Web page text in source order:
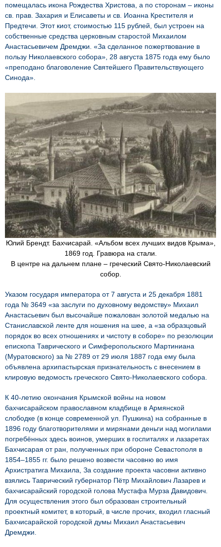
помещалась икона Рождества Христова, а по сторонам – иконы
св. прав. Захария и Елисаветы и св. Иоанна Крестителя и
Предтечи. Этот киот, стоимостью 115 рублей, был устроен на
собственные средства церковным старостой Михаилом
Анастасьевичем Дремджи. «За сделанное пожертвование в
пользу Николаевского собора», 28 августа 1875 года ему было
«преподано благоволение Святейшего Правительствующего
Синода».
Юлий Брендт. Бахчисарай. «Альбом всех лучших видов Крыма»,
1869 год. Гравюра на стали.
В центре на дальнем плане – греческий Свято-Николаевский
собор.
Указом государя императора от 7 августа и 25 декабря 1881
года № 3649 «за заслуги по духовному ведомству» Михаил
Анастасьевич был высочайше пожалован золотой медалью на
Станиславской ленте для ношения на шее, а «за образцовый
порядок во всех отношениях и чистоту в соборе» по резолюции
епископа Таврического и Симферопольского Мартиниана
(Муратовского) за № 2789 от 29 июля 1887 года ему была
объявлена архипастырская признательность с внесением в
клировую ведомость греческого Свято-Николаевского собора.
К 40-летию окончания Крымской войны на новом
бахчисарайском православном кладбище в Армянской
слободке (в конце современной ул. Пушкина) на собранные в
1896 году благотворителями и мирянами деньги над могилами
погребённых здесь воинов, умерших в госпиталях и лазаретах
Бахчисарая от ран, полученных при обороне Севастополя в
1854–1855 гг. было решено возвести часовню во имя
Архистратига Михаила, За создание проекта часовни активно
взялись Таврический губернатор Пётр Михайлович Лазарев и
бахчисарайский городской голова Мустафа Мурза Давидович.
Для осуществления этого был образован строительный
проектный комитет, в который, в числе прочих, входил гласный
Бахчисарайской городской думы Михаил Анастасьевич
Дремджи.